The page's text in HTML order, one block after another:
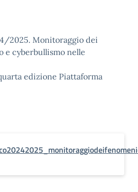
2025. Monitoraggio dei
e cyberbullismo nelle
edizione Piattaforma